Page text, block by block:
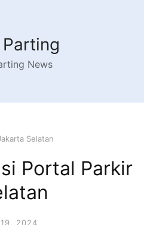
News
Selatan
Portal Parkir
2024